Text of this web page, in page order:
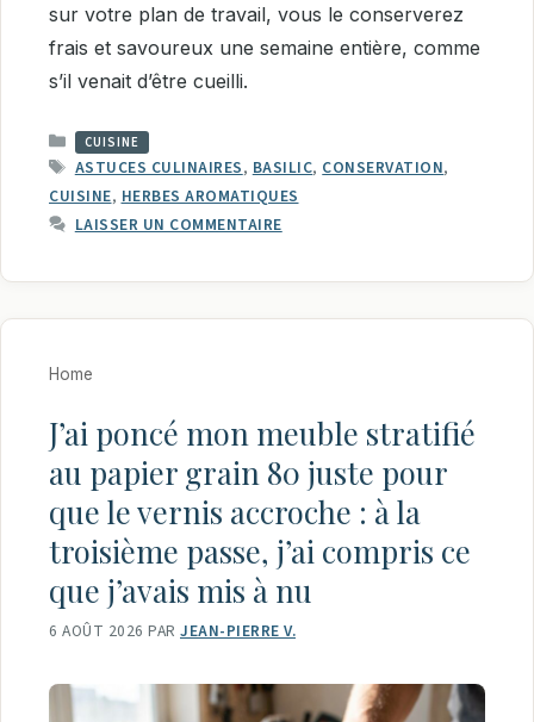
sur votre plan de travail, vous le conserverez
frais et savoureux une semaine entière, comme
s’il venait d’être cueilli.
CATÉGORIES
CUISINE
ÉTIQUETTES
ASTUCES CULINAIRES, BASILIC, CONSERVATION,
CUISINE, HERBES AROMATIQUES
LAISSER UN COMMENTAIRE
Home
J’ai poncé mon meuble stratifié
au papier grain 80 juste pour
que le vernis accroche : à la
troisième passe, j’ai compris ce
que j’avais mis à nu
6 AOÛT 2026 PAR JEAN-PIERRE V.